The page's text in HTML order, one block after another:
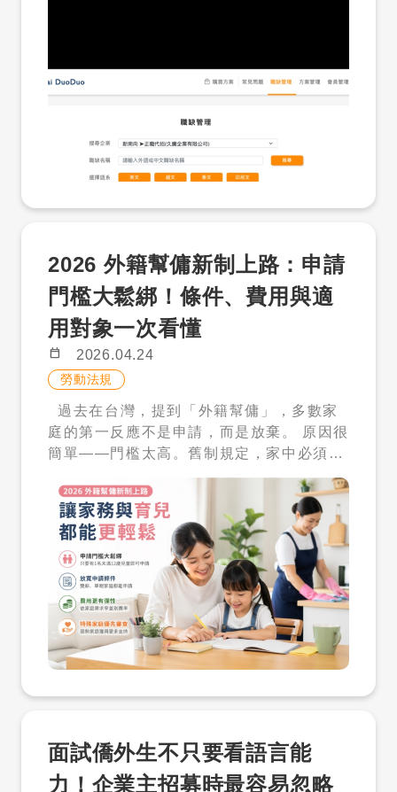
件，符合需求後再解鎖聯絡方式。 一、這
不是單純買點數，而是外國人才招募的第一
場上有沒有符合條件的外國人才。 不知道職
缺適合找僑外生、新住民、外籍專業人才，
解鎖包的用途，是讓企業先用低門檻方式看
見人才。後續如果需要協助，才多多也可以
銜接外國人招募、溝通、申請與管理服務。
二、誰適合先使用人才解鎖包？ 人才解鎖
包適合以下企業： 第一次嘗試找外國人才，
想先看履歷再決定下一步。 職缺刊登後履歷
不足，希望主動搜尋人才庫。 有僑外生、新
住民或外籍專業人才需求，想先確認人才條
件。 除了找人，也需要後續溝通、申請或管
理協助。 三、人才解鎖包方案與點數怎麼
00 點，使用期限為 180 天。 每次解鎖一份
人才聯絡資料扣 200 點。解鎖後可依平台
提供內容查看聯絡資訊，例如姓名、電話、
Email。 重點不是一次聯絡很多人，而是先
看履歷條件，再把點數用在接近需求的人才
上。 四、如何購買人才解鎖包？ 購買位置
在才多多企業會員後台。企業可先依照以下
方向操作： 進入才多多官網，點選企業登入
或企業註冊。 登入企業會員後台。 在企業
額、點數與使用期限。 送出購買或依頁面指
示完成付款。 回到右側功能選單的「人才搜
2026 外籍幫傭新制上路：申請
門檻大鬆綁！條件、費用與適
用對象一次看懂
calendar_today 2026.04.24
勞動法規
過去在台灣，提到「外籍幫傭」，多數家
庭的第一反應不是申請，而是放棄。 原因很
簡單——門檻太高。舊制規定，家中必須同
時有 3 名 6 歲以下幼童，或符合複雜的點
數制度，才有資格申請。對現代多數家庭而
言，這樣的條件幾乎不可能達成，也讓外籍
幫傭制度長期停留在「存在，但用不到」的
狀態。 然而，隨著雙薪家庭成為主流、少子
化問題日益嚴重，以及國小學童課後照顧缺
口逐漸浮現，政府也開始正視這個制度與現
實之間的落差。 因此，2026 年外籍幫傭新
制正式上路，成為台灣家庭支持政策的一個
重要轉折點。 一、門檻大幅下降：從少數
家中有 1 名未滿 12 歲的兒童，即符合申請
資格。這個改變，直接將原本「3 名幼童」
面試僑外生不只要看語言能
力！企業主招募時最容易忽略